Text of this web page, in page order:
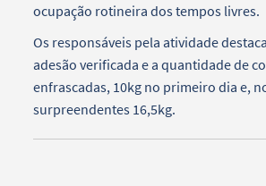
ocupação rotineira dos tempos livres.
Os responsáveis pela atividade
adesão verificada e a quantidade de
enfrascadas, 10kg no primeiro dia e,
surpreendentes 16,5kg.